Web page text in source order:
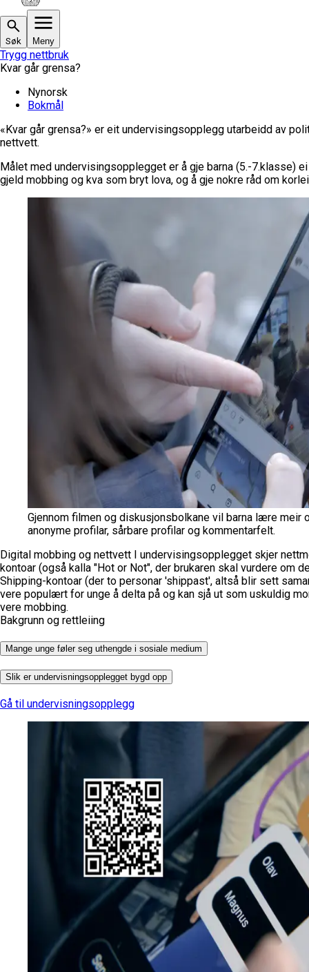
Søk Meny
Trygg nettbruk
Kvar går grensa?
Nynorsk
Bokmål
«Kvar går grensa?» er eit undervisingsopplegg utarbeidd av
nettvett.
Målet med undervisingsopplegget er å gje barna (5.-7.klasse)
gjeld mobbing og kva som bryt lova, og å gje nokre råd om
Gjennom filmen og diskusjonsbolkane vil barna lære meir
anonyme profilar, sårbare profilar og kommentarfelt.
Digital mobbing og nettvett I undervisingsopplegget skjer
kontoar (også kalla "Hot or Not", der brukaren skal vurdere om
Shipping-kontoar (der to personar 'shippast', altså blir sett
vere populært for unge å delta på og kan sjå ut som uskuldig
vere mobbing.
Bakgrunn og rettleiing
Mange unge føler seg uthengde i sosiale medium
Slik er undervisningsopplegget bygd opp
Gå til undervisningsopplegg